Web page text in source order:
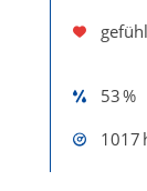
53 %
1017